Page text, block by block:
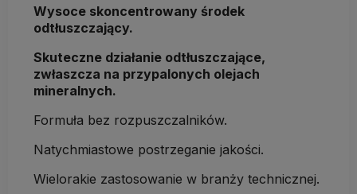
Wysoce skoncentrowany środek
odtłuszczający.
Skuteczne działanie odtłuszczające,
zwłaszcza na przypalonych olejach
mineralnych.
Formuła bez rozpuszczalników.
Natychmiastowe postrzeganie jakości.
Wielorakie zastosowanie w branży technicznej.